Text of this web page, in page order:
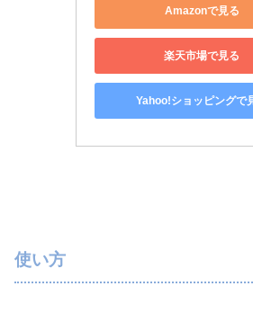
Amazonで見る
楽天市場で見る
Yahoo!ショッピングで
使い方